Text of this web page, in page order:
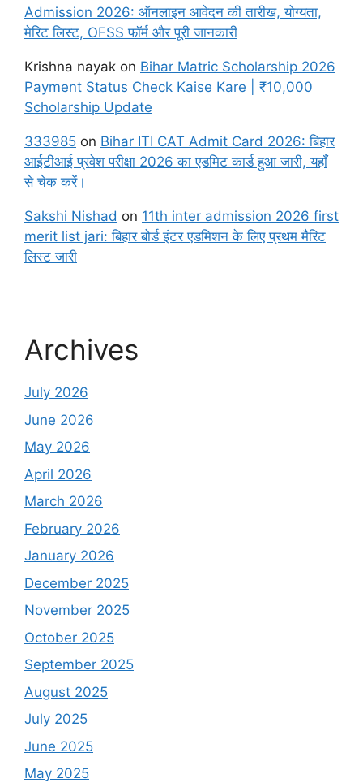
Admission 2026: ऑनलाइन आवेदन की तारीख, योग्यता,
मेरिट लिस्ट, OFSS फॉर्म और पूरी जानकारी
Krishna nayak on Bihar Matric Scholarship 2026
Payment Status Check Kaise Kare | ₹10,000
Scholarship Update
333985 on Bihar ITI CAT Admit Card 2026: बिहार
आईटीआई प्रवेश परीक्षा 2026 का एडमिट कार्ड हुआ जारी, यहाँ
से चेक करें।
Sakshi Nishad on 11th inter admission 2026 first
merit list jari: बिहार बोर्ड इंटर एडमिशन के लिए प्रथम मैरिट
लिस्ट जारी
Archives
July 2026
June 2026
May 2026
April 2026
March 2026
February 2026
January 2026
December 2025
November 2025
October 2025
September 2025
August 2025
July 2025
June 2025
May 2025